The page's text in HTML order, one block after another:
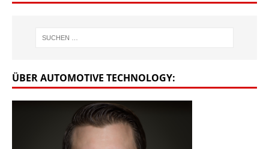
ÜBER AUTOMOTIVE TECHNOLOGY: